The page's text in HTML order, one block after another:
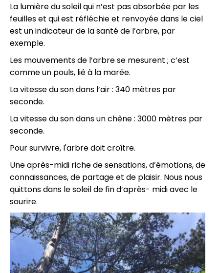
La lumière du soleil qui n’est pas absorbée par les
feuilles et qui est réfléchie et renvoyée dans le ciel
est un indicateur de la santé de l’arbre, par
exemple.
Les mouvements de l’arbre se mesurent ; c’est
comme un pouls, lié à la marée.
La vitesse du son dans l’air : 340 mètres par
seconde.
La vitesse du son dans un chêne : 3000 mètres par
seconde.
Pour survivre, l'arbre doit croître.
Une après-midi riche de sensations, d’émotions, de
connaissances, de partage et de plaisir. Nous nous
quittons dans le soleil de fin d’après- midi avec le
sourire.